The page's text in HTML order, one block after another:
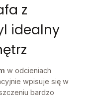
z
idealny
w odcieniach
wpisuje się w
bardzo